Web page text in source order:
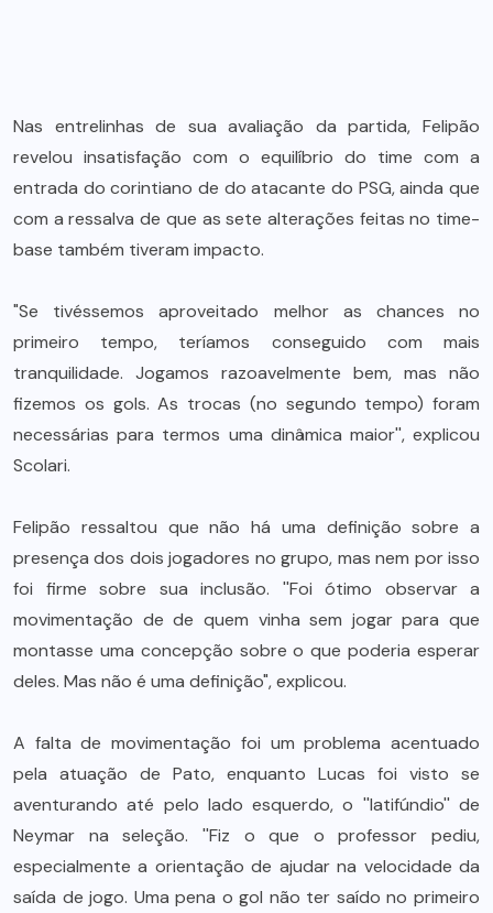
Nas entrelinhas de sua avaliação da partida, Felipão
revelou insatisfação com o equilíbrio do time com a
entrada do corintiano de do atacante do PSG, ainda que
com a ressalva de que as sete alterações feitas no time-
base também tiveram impacto.
"Se tivéssemos aproveitado melhor as chances no
primeiro tempo, teríamos conseguido com mais
tranquilidade. Jogamos razoavelmente bem, mas não
fizemos os gols. As trocas (no segundo tempo) foram
necessárias para termos uma dinâmica maior'', explicou
Scolari.
Felipão ressaltou que não há uma definição sobre a
presença dos dois jogadores no grupo, mas nem por isso
foi firme sobre sua inclusão. ''Foi ótimo observar a
movimentação de de quem vinha sem jogar para que
montasse uma concepção sobre o que poderia esperar
deles. Mas não é uma definição", explicou.
A falta de movimentação foi um problema acentuado
pela atuação de Pato, enquanto Lucas foi visto se
aventurando até pelo lado esquerdo, o ''latifúndio'' de
Neymar na seleção. ''Fiz o que o professor pediu,
especialmente a orientação de ajudar na velocidade da
saída de jogo. Uma pena o gol não ter saído no primeiro